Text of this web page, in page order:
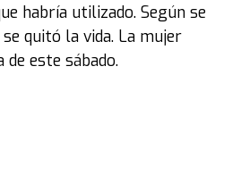
habría utilizado. Según se
quitó la vida. La mujer
este sábado.